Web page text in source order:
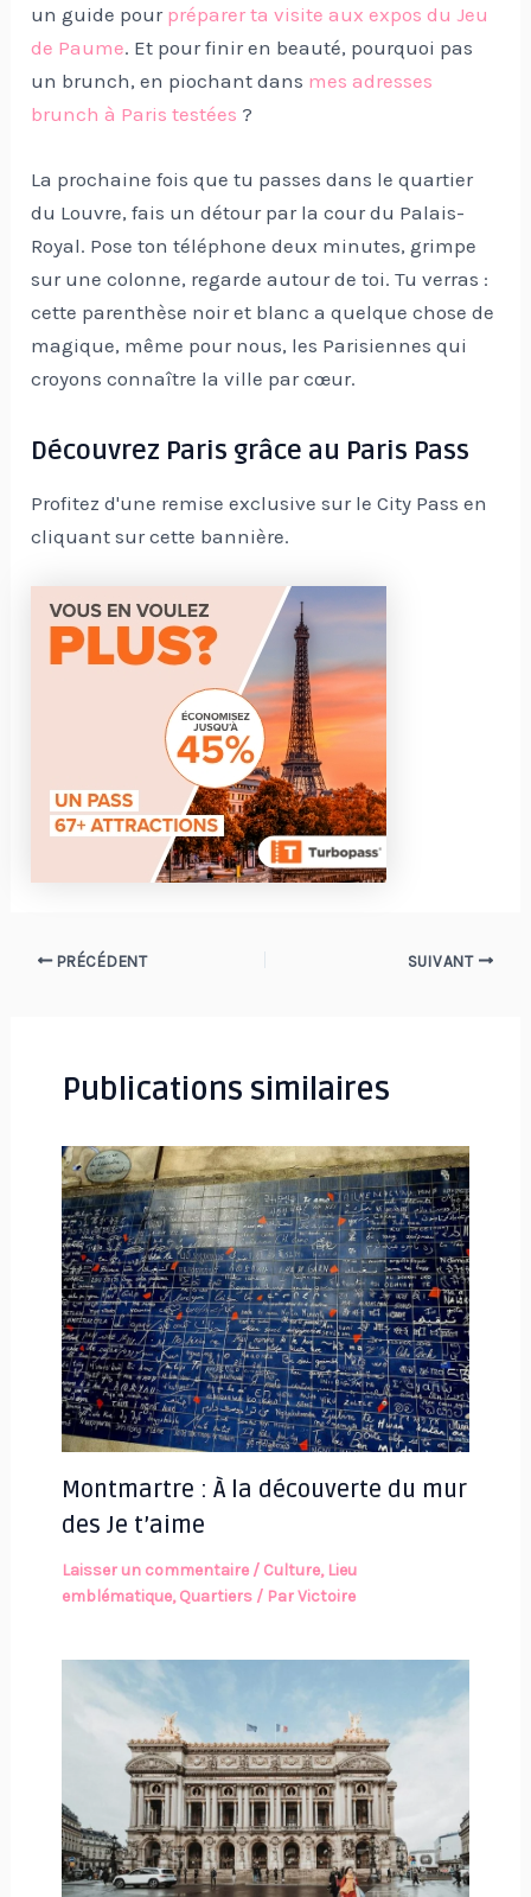
un guide pour préparer ta visite aux expos du Jeu
de Paume. Et pour finir en beauté, pourquoi pas
un brunch, en piochant dans mes adresses
brunch à Paris testées ?
La prochaine fois que tu passes dans le quartier
du Louvre, fais un détour par la cour du Palais-
Royal. Pose ton téléphone deux minutes, grimpe
sur une colonne, regarde autour de toi. Tu verras :
cette parenthèse noir et blanc a quelque chose de
magique, même pour nous, les Parisiennes qui
croyons connaître la ville par cœur.
Découvrez Paris grâce au Paris Pass
Profitez d'une remise exclusive sur le City Pass en
cliquant sur cette bannière.
Navigation
PRÉCÉDENT SUIVANT
Publications similaires
Montmartre : À la découverte du mur
des Je t’aime
Laisser un commentaire / Culture, Lieu
emblématique,Quartiers/ ParVictoire